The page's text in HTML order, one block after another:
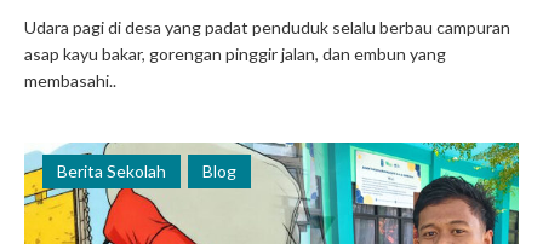
Udara pagi di desa yang padat penduduk selalu berbau campuran
asap kayu bakar, gorengan pinggir jalan, dan embun yang
membasahi..
Berita Sekolah Blog